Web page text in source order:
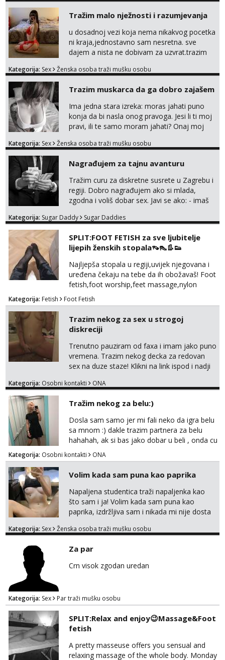
tel:0,93€ - mob:1,12€ min
Zara
Razgovaram :)
tel:0,93€ - mob:1,12€ min
Obavijesti me kada se oslobodi
Čekam tvoj poziv!
Tel: 064/677-677- Kod: #142
tel:0,93€ - mob:1,12€ min
Mira
tel:0,93€ - mob:1,12€ min
Tražim malo nježnosti i razumjevanja
u dosadnoj vezi koja nema nikakvog pocetka
ni kraja,jednostavno sam nesretna. sve
dajem a nista ne dobivam za uzvrat.trazim
trazim puno samo malo njeznosti i
poljupce po tijelu koji me jako
pale,obozavam kad muskarac preuzme
kontrolu . javi se :) Klikni na link ispod i nadji
me tamo, cekam te!
Kategorija: Sex Ženska osoba traži mušku osobu
Trazim muskarca da ga dobro zajašem
Ima jedna stara izreka: moras jahati puno
konja da bi nasla onog pravoga. Jesi li ti moj
pravi, ili te samo moram jahati? Onaj moj
na sexdater link i javi mi se tamo....
Kategorija: Sex Ženska osoba traži mušku osobu
Nagrađujem za tajnu avanturu
Tražim curu za diskretne susrete u Zagrebu i
regiji. Dobro nagrađujem ako si mlada,
zgodna i voliš dobar sex. Javi se ako: - imaš
kosu - se dobro ljubiš - si fleksibilna s
dostupna radnim danom (vikendi i noći su za
obitelj) - vodiš brigu o zdravlju i koristiš
zaštitu Ne javljajte se: - debele - frajeri i
paro...
Kategorija: Sugar Daddy Sugar Daddies
SPLIT:FOOT FETISH za sve ljubitelje
lijepih ženskih stopala👡👠👢👟
Najljepša stopala u regiji,uvijek njegovana i
uređena čekaju na tebe da ih obožavaš! Foot
fetish,foot worship,feet massage,nylon
fetish,trampling... Ponedjeljak-subota:15-
20.30h. Samo za istinske obožavatelje ovog
fetisha,isključivo POZIV. Sex i sl.ISKLJUČENO!
Kategorija: Fetish Foot Fetish
Trazim nekog za sex u strogoj
diskreciji
Trenutno pauziram od faxa i imam jako puno
vremena. Trazim nekog decka za redovan
sex na duze staze! Klikni na link ispod i nadji
Kategorija: Osobni kontakti ONA
Tražim nekog za belu:)
Dosla sam samo jer mi fali neko da igra belu
sa mnom :) dakle trazim partnera za belu
hahahah, ak si bas jako dobar u beli , onda cu
razmislit za dalje Klikni na link ispod i nadji me
tamo, cekam te!
Kategorija: Osobni kontakti ONA
Volim kada sam puna kao paprika
Napaljena studentica traži napaljenka kao
što sam i ja! Volim kada sam puna kao
paprika, izdržljiva sam i nikada mi nije dosta
bilo kad i bilo gdje zato se javi što prije da
tamo, cekam te!
Kategorija: Sex Ženska osoba traži mušku osobu
Za par
Crn visok zgodan uredan
Kategorija: Sex Par traži mušku osobu
SPLIT:Relax and enjoy😉Massage&Foot
fetish
A pretty masseuse offers you sensual and
relaxing massage of the whole body. Monday